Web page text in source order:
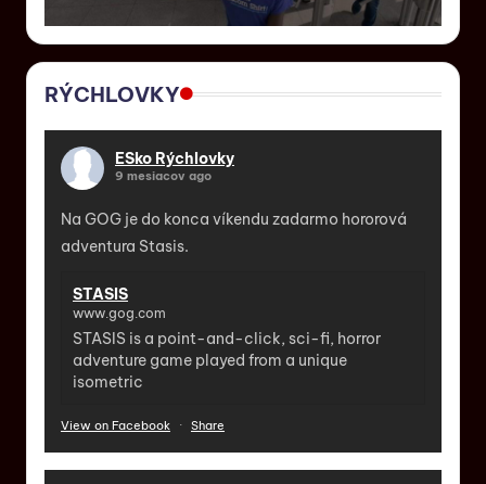
RÝCHLOVKY
ESko Rýchlovky
9 mesiacov ago
Na GOG je do konca víkendu zadarmo hororová
adventura Stasis.
STASIS
www.gog.com
STASIS is a point-and-click, sci-fi, horror
adventure game played from a unique
isometric
View on Facebook · Share